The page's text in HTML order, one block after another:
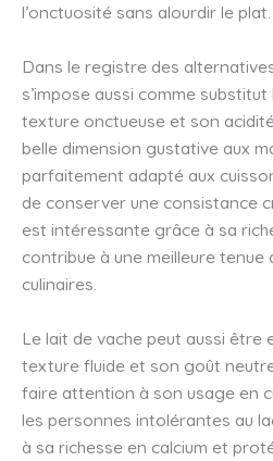
l’onctuosité sans alourdir le plat.
Dans le registre des
s’impose aussi comme
texture onctueuse et son
belle dimension gustative aux
parfaitement adapté aux
de conserver une consistance
est intéressante grâce à sa
contribue à une meilleure
culinaires.
Le lait de vache peut aussi être
texture fluide et son goût
faire attention à son usage en
les personnes intolérantes au
à sa richesse en calcium et